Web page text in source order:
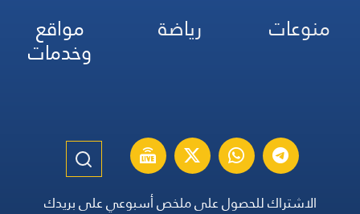
منوعات
رياضة مواقع
وخدمات
الاشتراك للحصول على ملخص أسبوعي على بريدك